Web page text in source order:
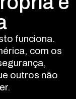
funciona.
com os
outros não